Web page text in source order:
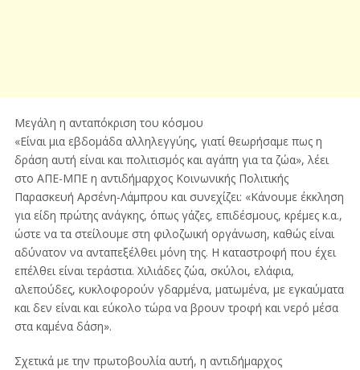
Μεγάλη η ανταπόκριση του κόσμου
«Είναι μια εβδομάδα αλληλεγγύης, γιατί θεωρήσαμε πως η
δράση αυτή είναι και πολιτισμός και αγάπη για τα ζώα», λέει
στο ΑΠΕ-ΜΠΕ η αντιδήμαρχος Κοινωνικής Πολιτικής
Παρασκευή Αρσένη-Λάμπρου και συνεχίζει: «Κάνουμε έκκληση
για είδη πρώτης ανάγκης, όπως γάζες, επιδέσμους, κρέμες κ.α.,
ώστε να τα στείλουμε στη φιλοζωική οργάνωση, καθώς είναι
αδύνατον να ανταπεξέλθει μόνη της. Η καταστροφή που έχει
επέλθει είναι τεράστια. Χιλιάδες ζώα, σκύλοι, ελάφια,
αλεπούδες, κυκλοφορούν γδαρμένα, ματωμένα, με εγκαύματα
και δεν είναι και εύκολο τώρα να βρουν τροφή και νερό μέσα
στα καμένα δάση».
Σχετικά με την πρωτοβουλία αυτή, η αντιδήμαρχος